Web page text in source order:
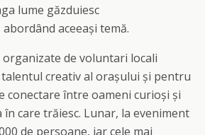
lume găzduiesc
aceeași temă.
de voluntari locali
creativ al orașului și pentru
conectare între oameni curioși și
care trăiesc. Lunar, la eveniment
de persoane, iar cele mai